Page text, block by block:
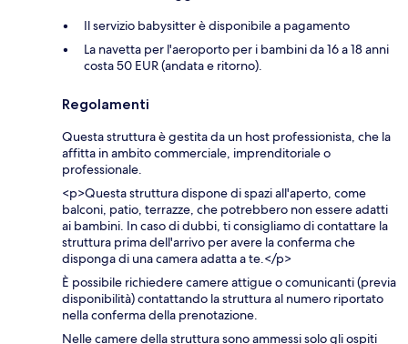
Il servizio babysitter è disponibile a pagamento
La navetta per l'aeroporto per i bambini da 16 a 18 anni
costa 50 EUR (andata e ritorno).
Regolamenti
Questa struttura è gestita da un host professionista, che la
affitta in ambito commerciale, imprenditoriale o
professionale.
<p>Questa struttura dispone di spazi all'aperto, come
balconi, patio, terrazze, che potrebbero non essere adatti
ai bambini. In caso di dubbi, ti consigliamo di contattare la
struttura prima dell'arrivo per avere la conferma che
disponga di una camera adatta a te.</p>
È possibile richiedere camere attigue o comunicanti (previa
disponibilità) contattando la struttura al numero riportato
nella conferma della prenotazione.
Nelle camere della struttura sono ammessi solo gli ospiti